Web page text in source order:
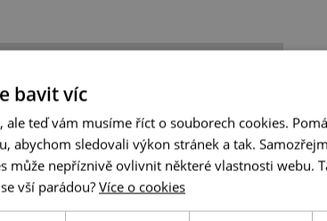
bavit víc
ale teď vám musíme říct o souborech cookies.
abychom sledovali výkon stránek a tak.
může nepříznivě ovlivnit některé vlastnosti webu.
vší parádou? Více o cookies